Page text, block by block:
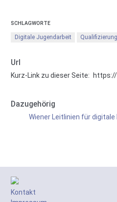
SCHLAGWORTE
Digitale Jugendarbeit Qualifizierung
Url
Kurz-Link zu dieser Seite:
Dazugehörig
Wiener Leitlinien für
Kontakt